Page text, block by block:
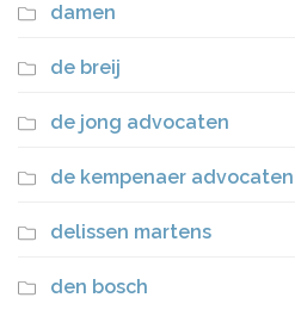
damen
de breij
de jong advocaten
de kempenaer advocaten
delissen martens
den bosch